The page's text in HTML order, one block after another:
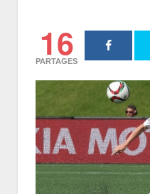
16
PARTAGES